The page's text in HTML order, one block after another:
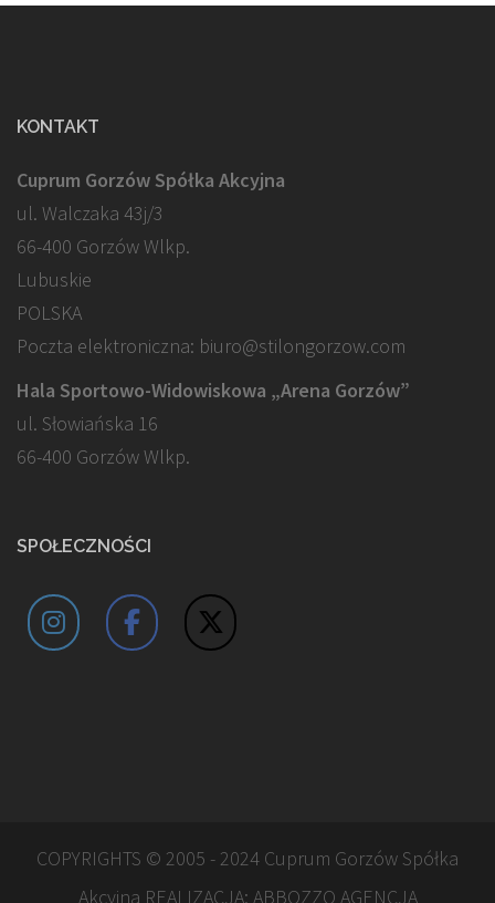
KONTAKT
Cuprum Gorzów Spółka Akcyjna
ul. Walczaka 43j/3
66-400 Gorzów Wlkp.
Lubuskie
POLSKA
Poczta elektroniczna: biuro@stilongorzow.com
Hala Sportowo-Widowiskowa „Arena Gorzów”
ul. Słowiańska 16
66-400 Gorzów Wlkp.
SPOŁECZNOŚCI
COPYRIGHTS © 2005 - 2024 Cuprum Gorzów Spółka
Akcyjna REALIZACJA: ABBOZZO AGENCJA